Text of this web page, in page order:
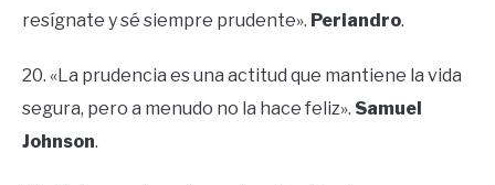
resígnate y sé siempre prudente». Periandro.
20. «La prudencia es una actitud que mantiene la vida
segura, pero a menudo no la hace feliz». Samuel
Johnson.